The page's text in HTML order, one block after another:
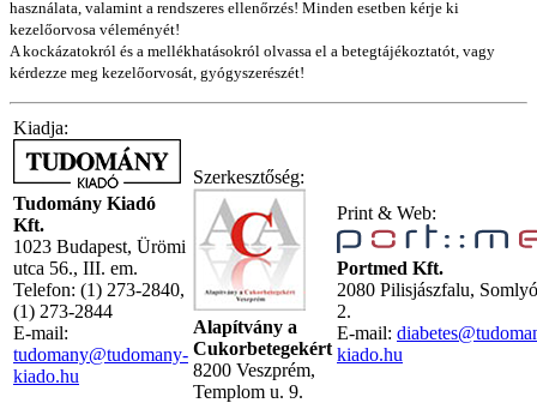
használata, valamint a rendszeres ellenőrzés! Minden esetben kérje ki
kezelőorvosa véleményét!
A kockázatokról és a mellékhatásokról olvassa el a betegtájékoztatót, vagy
kérdezze meg kezelőorvosát, gyógyszerészét!
Kiadja:
Tudomány Kiadó
Kft.
1023 Budapest, Ürömi
utca 56., III. em.
Telefon: (1) 273-2840,
(1) 273-2844
E-mail:
tudomany@tudomany-
kiado.hu
Szerkesztőség:
Alapítvány a
Cukorbetegekért
8200 Veszprém,
Templom u. 9.
Print & Web:
Portmed Kft.
2080 Pilisjászfalu,
2.
E-mail:
kiado.hu